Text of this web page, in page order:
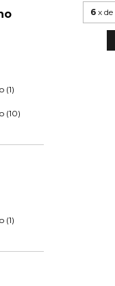
(1)
(10)
(1)
6 x de